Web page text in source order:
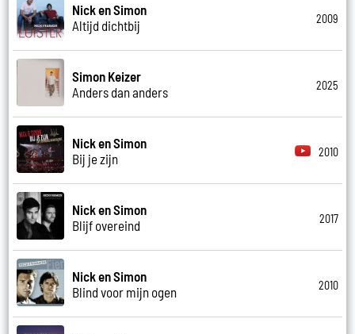
Nick en Simon
Altijd dichtbij
2009
Simon Keizer
Anders dan anders
2025
Nick en Simon
Bij je zijn
2010
Nick en Simon
Blijf overeind
2017
Nick en Simon
Blind voor mijn ogen
2010